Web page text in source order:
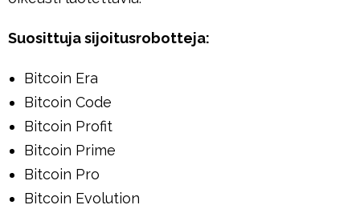
Suosittuja sijoitusrobotteja:
Bitcoin Era
Bitcoin Code
Bitcoin Profit
Bitcoin Prime
Bitcoin Pro
Bitcoin Evolution